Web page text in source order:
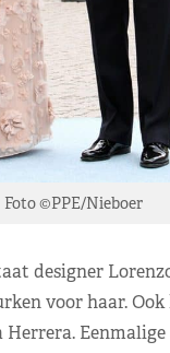
Foto ©PPE/Nieboer
designer
voor haar. Ook